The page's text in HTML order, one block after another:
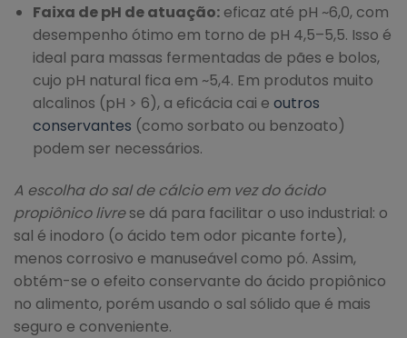
Faixa de pH de atuação:eficaz até pH ~6,0, com
desempenho ótimo em torno de pH 4,5–5,5. Isso é
ideal para massas fermentadas de pães e bolos,
cujo pH natural fica em ~5,4. Em produtos muito
alcalinos (pH > 6), a eficácia cai e outros
conservantes (como sorbato ou benzoato)
podem ser necessários.
A escolha do sal de cálcio em vez do ácido
propiônico livrese dá para facilitar o uso industrial: o
sal é inodoro (o ácido tem odor picante forte),
menos corrosivo e manuseável como pó. Assim,
obtém-se o efeito conservante do ácido propiônico
no alimento, porém usando o sal sólido que é mais
seguro e conveniente.